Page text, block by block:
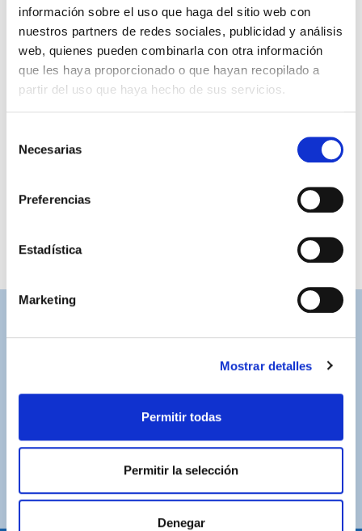
información sobre el uso que haga del sitio web con
nuestros partners de redes sociales, publicidad y análisis
web, quienes pueden combinarla con otra información
que les haya proporcionado o que hayan recopilado a
partir del uso que haya hecho de sus servicios.
Necesarias
Preferencias
Estadística
Marketing
Mostrar detalles
Permitir todas
Permitir la selección
Denegar
Por compras superiores a 100€ (España peninsular)
COMPRAS SEGURAS
Plataforma de pago segura a través de tarjeta o